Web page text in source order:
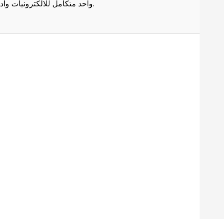
واحد متكامل للالكترونيات وادوات الصيانة . هذا ما يجعل موقع عبقرينو دوت كوم من أفضل مواقع تسوق عبر الإنترنت في مصر.